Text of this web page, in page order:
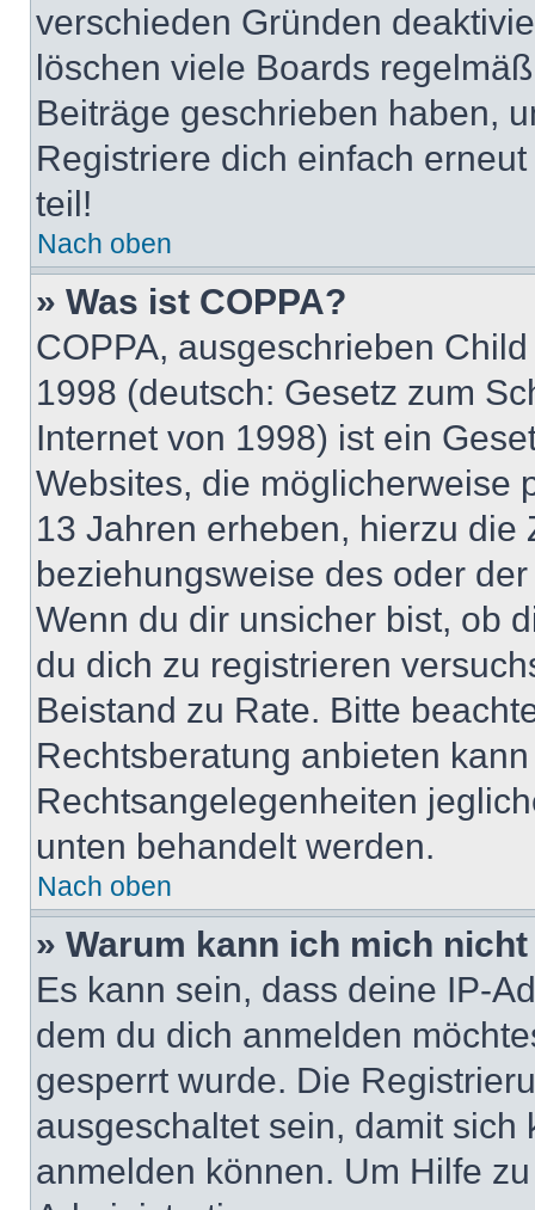
verschieden Gründen
löschen viele Boards
Beiträge geschrieben haben,
Registriere dich einfach
teil!
Nach oben
» Was ist COPPA?
COPPA, ausgeschrieben
1998 (deutsch: Gesetz zum
Internet von 1998) ist ein
Websites, die möglicherweise
13 Jahren erheben, hierzu die
beziehungsweise des oder
Wenn du dir unsicher bist, ob
du dich zu registrieren
Beistand zu Rate. Bitte
Rechtsberatung anbieten
Rechtsangelegenheiten
unten behandelt werden.
Nach oben
» Warum kann ich mich
Es kann sein, dass deine IP-
dem du dich anmelden
gesperrt wurde. Die
ausgeschaltet sein, damit
anmelden können. Um Hilfe